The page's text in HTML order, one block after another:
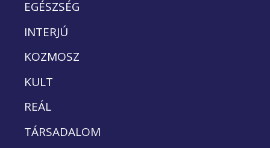
EGÉSZSÉG
INTERJÚ
KOZMOSZ
KULT
REÁL
TÁRSADALOM